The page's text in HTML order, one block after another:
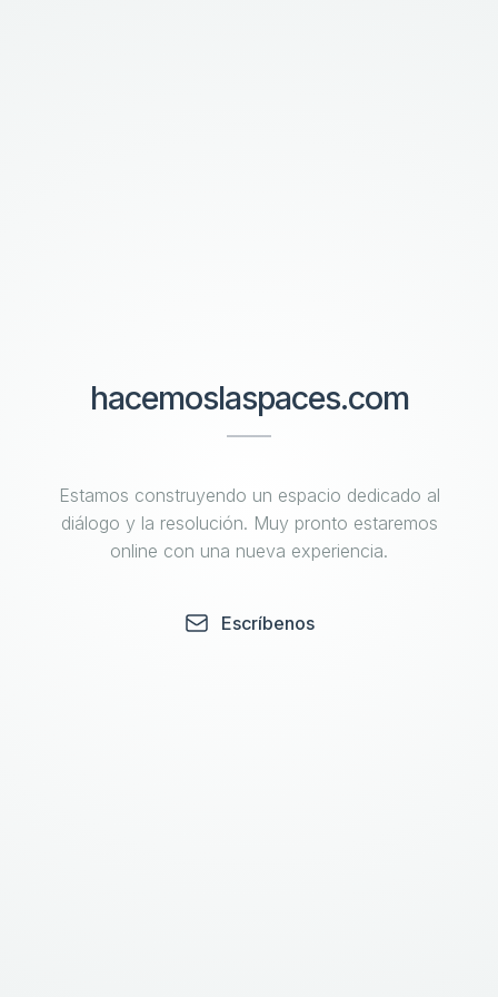
hacemoslaspaces.com
Estamos construyendo un espacio dedicado al
diálogo y la resolución. Muy pronto estaremos
online con una nueva experiencia.
Escríbenos